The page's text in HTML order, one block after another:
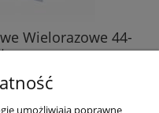
Wielorazowe 44-
umożliwiają poprawne